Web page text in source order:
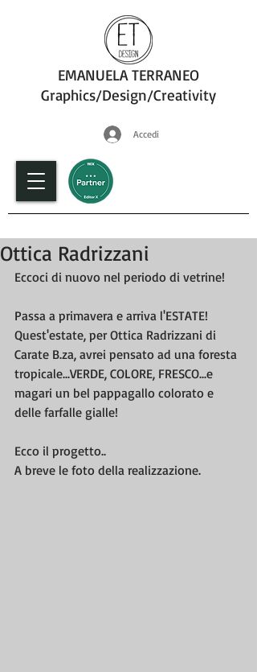
EMANUELA TERRANEO
Graphics/Design/Creativity
Accedi
Ottica Radrizzani
Eccoci di nuovo nel periodo di vetrine!
Passa a primavera e arriva l'ESTATE!
Quest'estate, per Ottica Radrizzani di
Carate B.za, avrei pensato ad una foresta
tropicale...VERDE, COLORE, FRESCO...e
magari un bel pappagallo colorato e
delle farfalle gialle!
Ecco il progetto..
A breve le foto della realizzazione.